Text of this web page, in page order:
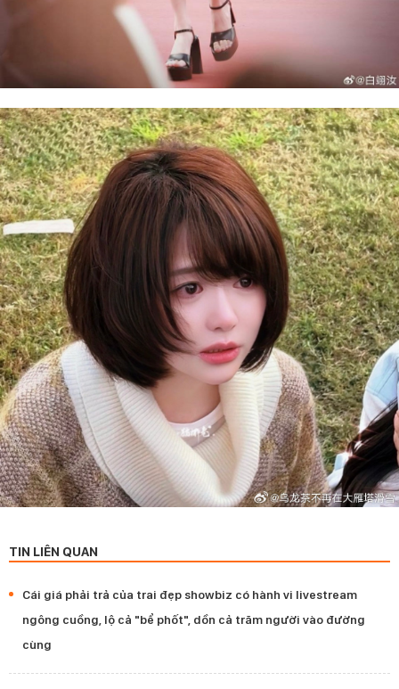
TIN LIÊN QUAN
Cái giá phải trả của trai đẹp showbiz có hành vi livestream
ngông cuồng, lộ cả "bể phốt", dồn cả trăm người vào đường
cùng